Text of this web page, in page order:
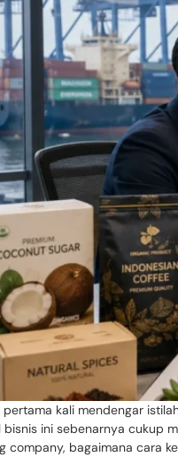
pertama kali mendengar
bisnis ini sebenarnya cukup
company, bagaimana cara